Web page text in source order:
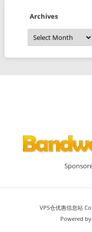
Archives
Archives
VPS仓优惠信息站
Powered